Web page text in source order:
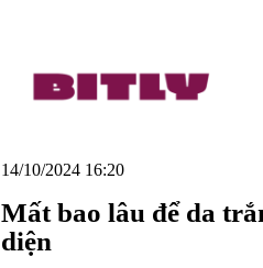
14/10/2024 16:20
Mất bao lâu để da
diện